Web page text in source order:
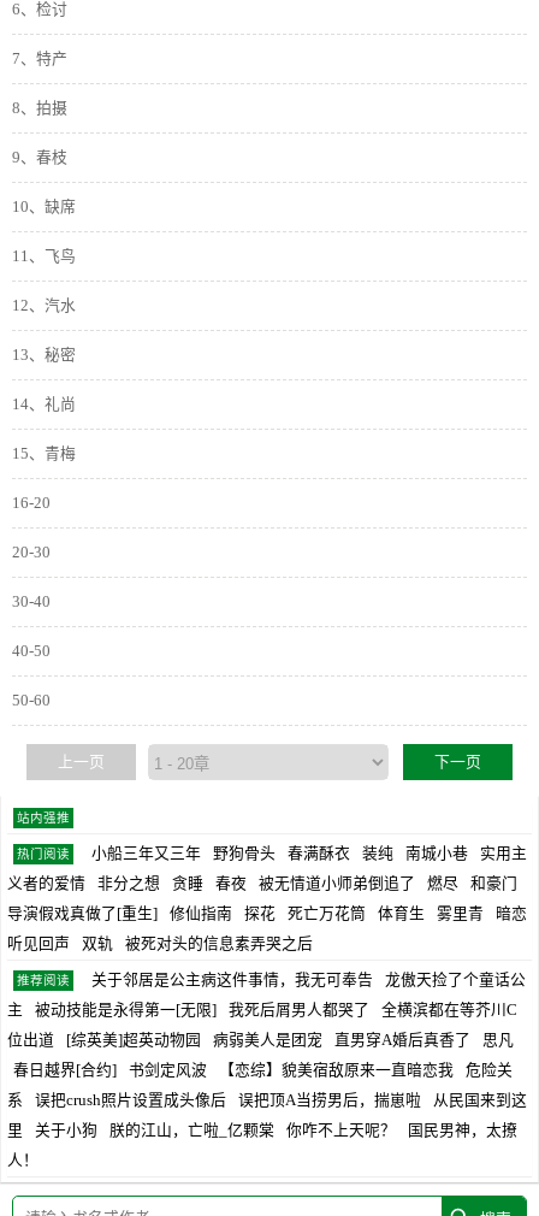
6、检讨
7、特产
8、拍摄
9、春枝
10、缺席
11、飞鸟
12、汽水
13、秘密
14、礼尚
15、青梅
16-20
20-30
30-40
40-50
50-60
上一页 下一页
站内强推
热门阅读 小船三年又三年 野狗骨头 春满酥衣 装纯 南城小巷
实用主
义者的爱情
非分之想 贪睡 春夜 被无情道小师弟倒追了 燃尽
和豪门
导演假戏真做了[重生]
修仙指南 探花 死亡万花筒 体育生 雾里青
暗恋
听见回声
双轨 被死对头的信息素弄哭之后
推荐阅读 关于邻居是公主病这件事情，我无可奉告
龙傲天捡了个童话公
主
被动技能是永得第一[无限] 我死后屑男人都哭了
全横滨都在等芥川C
位出道
[综英美]超英动物园 病弱美人是团宠 直男穿A婚后真香了
思凡
春日越界[合约]
书剑定风波 【恋综】貌美宿敌原来一直暗恋我
危险关
系
误把crush照片设置成头像后 误把顶A当捞男后，揣崽啦
从民国来到这
里
关于小狗 朕的江山，亡啦_亿颗棠 你咋不上天呢？
国民男神，太撩
人！